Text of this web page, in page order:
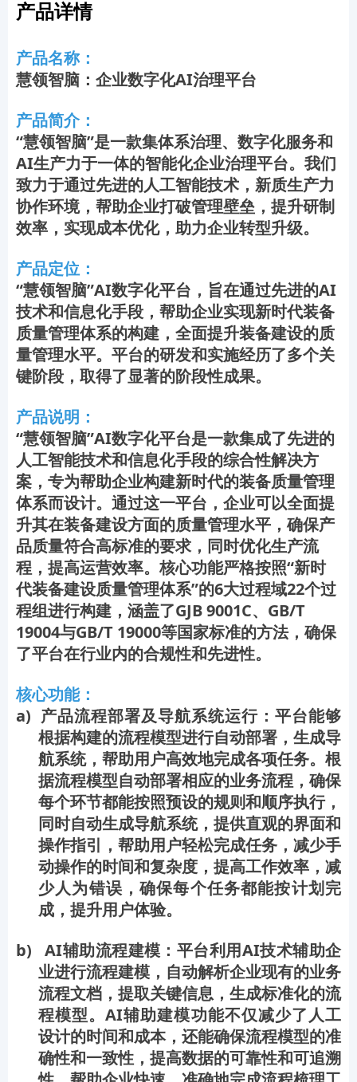
产品名称：
慧领智脑：企业数字化AI治理平台
产品简介：
“慧领智脑”是一款集体系治理、数字化服务和
AI生产力于一体的智能化企业治理平台。我们
致力于通过先进的人工智能技术，新质生产力
协作环境，帮助企业打破管理壁垒，提升研制
效率，实现成本优化，助力企业转型升级。
产品定位：
“慧领智脑”AI数字化平台，旨在通过先进的AI
技术和信息化手段，帮助企业实现新时代装备
质量管理体系的构建，全面提升装备建设的质
量管理水平。平台的研发和实施经历了多个关
键阶段，取得了显著的阶段性成果。
产品说明：
“慧领智脑”AI数字化平台是一款集成了先进的
人工智能技术和信息化手段的综合性解决方
案，专为帮助企业构建新时代的装备质量管理
体系而设计。通过这一平台，企业可以全面提
升其在装备建设方面的质量管理水平，确保产
品质量符合高标准的要求，同时优化生产流
程，提高运营效率。核心功能严格按照“新时
代装备建设质量管理体系”的6大过程域22个过
程组进行构建，涵盖了GJB 9001C、GB/T
19004与GB/T 19000等国家标准的方法，确保
了平台在行业内的合规性和先进性。
核心功能：
a) 产品流程部署及导航系统运行：平台能够
根据构建的流程模型进行自动部署，生成导
航系统，帮助用户高效地完成各项任务。根
据流程模型自动部署相应的业务流程，确保
每个环节都能按照预设的规则和顺序执行，
同时自动生成导航系统，提供直观的界面和
操作指引，帮助用户轻松完成任务，减少手
动操作的时间和复杂度，提高工作效率，减
少人为错误，确保每个任务都能按计划完
成，提升用户体验。
b) AI辅助流程建模：平台利用AI技术辅助企
业进行流程建模，自动解析企业现有的业务
流程文档，提取关键信息，生成标准化的流
程模型。AI辅助建模功能不仅减少了人工
设计的时间和成本，还能确保流程模型的准
确性和一致性，提高数据的可靠性和可追溯
产品详情